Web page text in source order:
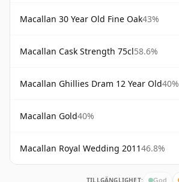
Macallan 30 Year Old Fine Oak43%
Macallan Cask Strength 75cl58.6%
Macallan Ghillies Dram 12 Year Old40%
Macallan Gold40%
Macallan Royal Wedding 201146.8%
TILLGÄNGLIGHET: God